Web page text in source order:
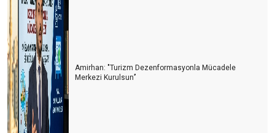
THY'de neler oluyor?
Tur otobüsleri kazaları artmaya başladı
Kastamonu'ya yolumuz düştü
Türkiye'de cruise turları neden artmıyor?
Avrupa'da tanıtım elçisi
Amirhan: "Turizm Dezenformasyonla Mücadele
Merkezi Kurulsun’’